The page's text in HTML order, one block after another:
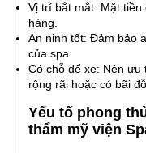
Vị trí bắt mắt: Mặt
hàng.
An ninh tốt: Đảm bảo
của spa.
Có chỗ để xe: Nên ưu
rộng rãi hoặc có bãi
Yếu tố phong
thẩm mỹ viện